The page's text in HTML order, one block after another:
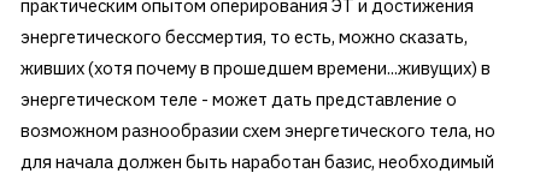
практическим опытом оперирования ЭТ и достижения
энергетического бессмертия, то есть, можно сказать,
живших (хотя почему в прошедшем времени...живущих) в
энергетическом теле - может дать представление о
возможном разнообразии схем энергетического тела, но
для начала должен быть наработан базис, необходимый